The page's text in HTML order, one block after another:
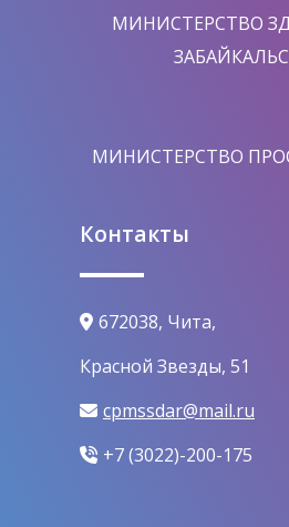
МИНИСТЕРСТВО
МИНИСТЕРСТВО
Контакты
672038, Чита,
Красной Звезды, 51
cpmssdar@mail.ru
+7 (3022)-200-175